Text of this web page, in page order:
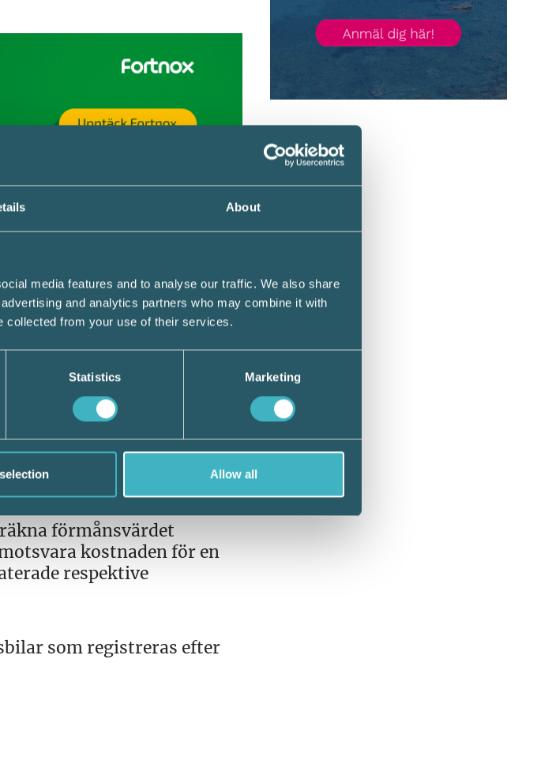
About
media features and to analyse our traffic. We also share
and analytics partners who may combine it with
collected from your use of their services.
Statistics Marketing
Allow all
Skatteverket har i
SKV A 2020:30
2021
med 130 kr per
fall lämna rättade
motsvarande
med de nya
reducering som ska göras
förmånsvärdet
kostnaden för en
respektive
som registreras efter